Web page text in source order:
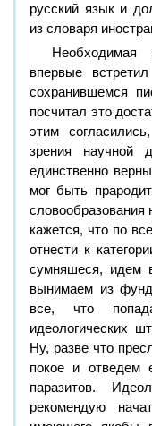
русский язык и
из словаря
Необходимая
впервые
сохранившемся
посчитал это
этим
зрения научной
единственно
мог быть
словообразования
кажется, что по
отнести к
сумняшеся, идем
вынимаем из
все, что
идеологических
Ну, разве что
покое и отведем
паразитов.
рекомендую